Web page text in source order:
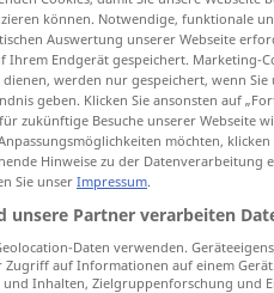
können. Notwendige, funktionale
Auswertung unserer Webseite
Ihrem Endgerät gespeichert. Marketing-
werden nur gespeichert, wenn
geben. Klicken Sie ansonsten auf
zukünftige Besuche unserer Webseite
möchten,
Hinweise zu der Datenverarbeitung
Sie unser Impressum.
unsere Partner verarbeiten
Daten verwenden.
auf Informationen auf einem
Inhalten, Zielgruppenforschung und